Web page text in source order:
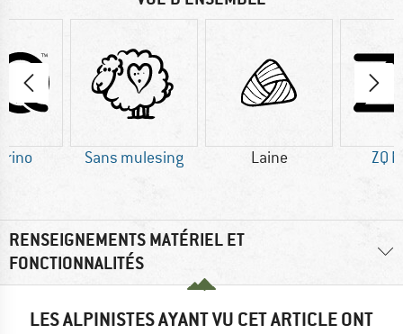
Sans mulesing Laine ZQ
RENSEIGNEMENTS MATÉRIEL ET
FONCTIONNALITÉS
LES ALPINISTES AYANT VU CET ARTICLE ONT